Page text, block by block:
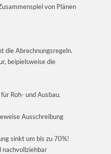
von Plänen
die Abrechnungsregeln.
beipielsweise die
Roh- und Ausbau.
Ausschreibung
sinkt um bis zu 70%!
nachvollziehbar